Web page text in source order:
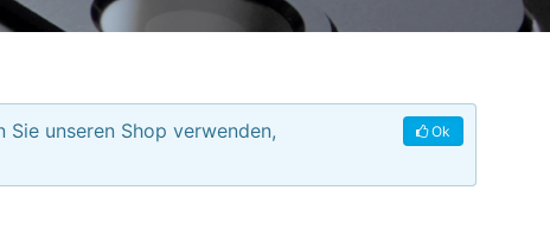
Ok
unseren Shop verwenden,